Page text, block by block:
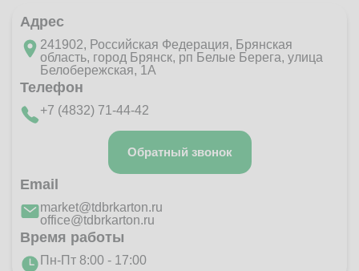
Адрес
241902, Российская Федерация, Брянская
область, город Брянск, рп Белые Берега, улица
Белобережская, 1А
Телефон
+7 (4832) 71-44-42
Обратный звонок
Email
market@tdbrkarton.ru
office@tdbrkarton.ru
Время работы
Пн-Пт 8:00 - 17:00